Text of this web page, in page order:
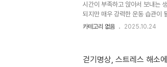
2. 하체 파워와 안정성 향상오르
워,..
시간이 부족하고 앉아서 보내는
되지만 매우 강력한 운동 습관이
보호할 수 있을 뿐 아니라, 따로
함’입니다. 많은 사람들이 운동
카테고리 없음 2025.10.24
걷기명상, 스트레스 해소